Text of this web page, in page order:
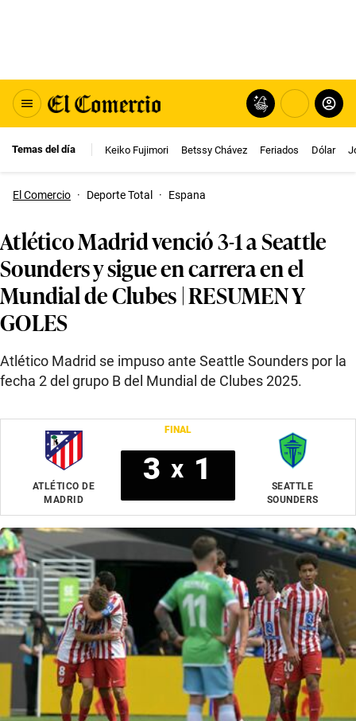
Temas del día Keiko Fujimori Betssy Chávez Feriados Dólar
El Comercio · Deporte Total · Espana
Atlético Madrid venció 3-1 a Seattle
Sounders y sigue en carrera en el
Mundial de Clubes | RESUMEN Y
GOLES
Atlético Madrid se impuso ante Seattle Sounders por la
fecha 2 del grupo B del Mundial de Clubes 2025.
FINAL
ATLÉTICO DE
MADRID
3 x 1
SEATTLE
SOUNDERS